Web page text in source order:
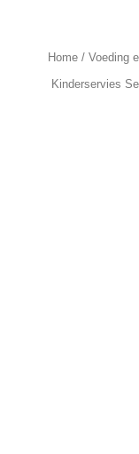
Home / Voeding
Kinderservies